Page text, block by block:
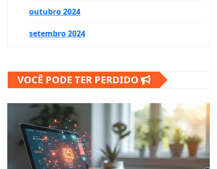
outubro 2024
setembro 2024
VOCÊ PODE TER PERDIDO